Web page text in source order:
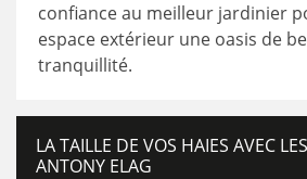
confiance au meilleur jardinier
espace extérieur une oasis de
tranquillité.
LA TAILLE DE VOS HAIES AVEC
ANTONY ELAG